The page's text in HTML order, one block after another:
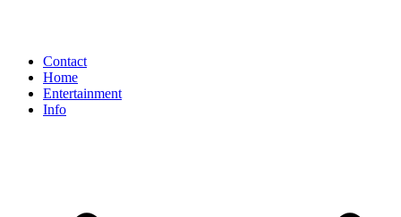
Contact
Home
Entertainment
Info